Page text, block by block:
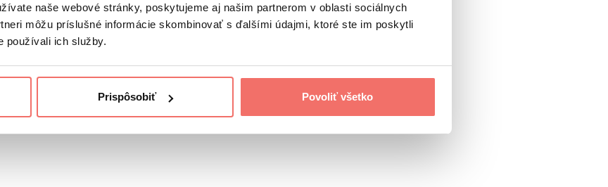
naše webové stránky, poskytujeme aj našim partnerom v oblasti sociálnych
môžu príslušné informácie skombinovať s ďalšími údajmi, ktoré ste im poskytli
používali ich služby.
Prispôsobiť Povoliť všetko
– AI)